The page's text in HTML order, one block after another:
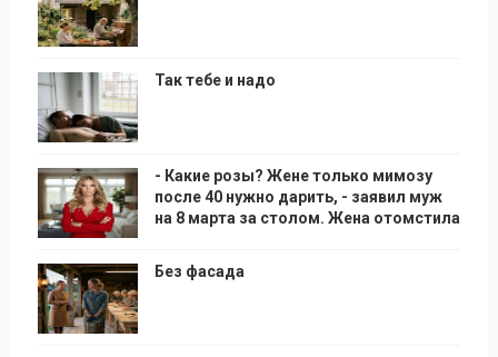
Так тебе и надо
- Какие розы? Жене только мимозу
после 40 нужно дарить, - заявил муж
на 8 марта за столом. Жена отомстила
Без фасада